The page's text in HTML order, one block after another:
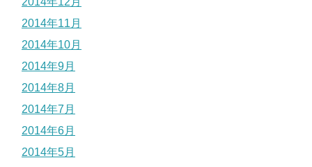
2014年11月
2014年10月
2014年9月
2014年8月
2014年7月
2014年6月
2014年5月